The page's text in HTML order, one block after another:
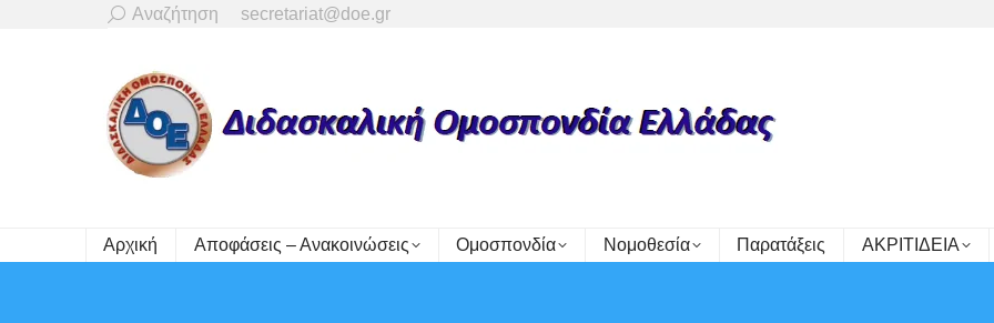
Search:
Αναζήτηση secretariat@doe.gr
Αρχική Αποφάσεις – Ανακοινώσεις Ομοσπονδία Νομοθεσία Παρατάξεις ΑΚΡΙΤΙΔΕΙΑ